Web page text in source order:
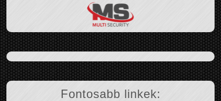
Fontosabb linkek: